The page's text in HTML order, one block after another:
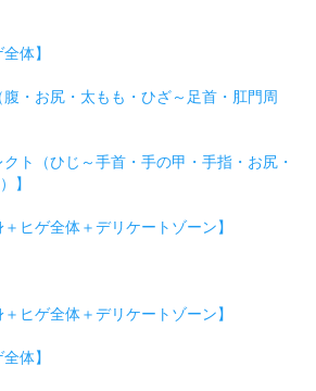
体】
・お尻・太もも・ひざ～足首・肛門周
ト（ひじ～手首・手の甲・手指・お尻・
】
ヒゲ全体＋デリケートゾーン】
ヒゲ全体＋デリケートゾーン】
体】